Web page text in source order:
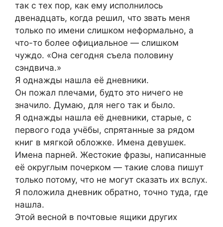
так с тех пор, как ему исполнилось
двенадцать, когда решил, что звать меня
только по имени слишком неформально, а
что-то более официальное — слишком
чуждо. «Она сегодня съела половину
сэндвича.»
Я однажды нашла её дневники.
Он пожал плечами, будто это ничего не
значило. Думаю, для него так и было.
Я однажды нашла её дневники, старые, с
первого года учёбы, спрятанные за рядом
книг в мягкой обложке. Имена девушек.
Имена парней. Жестокие фразы, написанные
её округлым почерком — такие слова пишут
только потому, что не могут сказать их вслух.
Я положила дневник обратно, точно туда, где
нашла.
Этой весной в почтовые ящики других